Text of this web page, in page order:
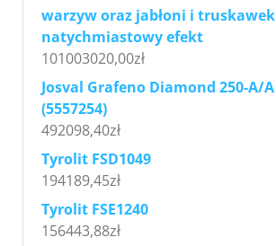
warzyw oraz jabłoni i truskawek
natychmiastowy efekt
101003020,00zł
Josval Grafeno Diamond 250-A/A
(5557254)
492098,40zł
Tyrolit FSD1049
194189,45zł
Tyrolit FSE1240
156443,88zł